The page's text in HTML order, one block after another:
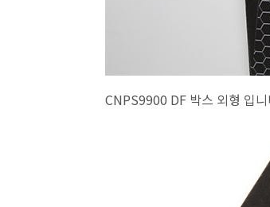
CNPS9900 DF 박스 외형 입